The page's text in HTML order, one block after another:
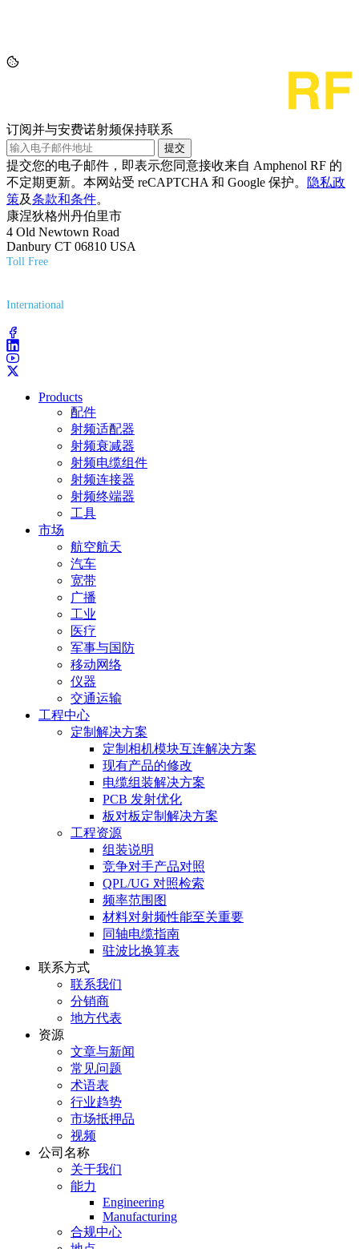
订阅并与安费诺射频保持联系
提交
提交您的电子邮件，即表示您同意接收来自 Amphenol RF 的
不定期更新。本网站受 reCAPTCHA 和 Google 保护。
隐私政
策及条款和条件。
康涅狄格州丹伯里市
4 Old Newtown Road
Danbury CT 06810 USA
Toll Free
International
Products
配件
射频适配器
射频衰减器
射频电缆组件
射频连接器
射频终端器
工具
市场
航空航天
汽车
宽带
广播
工业
医疗
军事与国防
移动网络
仪器
交通运输
工程中心
定制解决方案
定制相机模块互连解决方案
现有产品的修改
电缆组装解决方案
PCB 发射优化
板对板定制解决方案
工程资源
组装说明
竞争对手产品对照
QPL/UG 对照检索
频率范围图
材料对射频性能至关重要
同轴电缆指南
驻波比换算表
联系方式
联系我们
分销商
地方代表
资源
文章与新闻
常见问题
术语表
行业趋势
市场抵押品
视频
公司名称
关于我们
能力
Engineering
Manufacturing
合规中心